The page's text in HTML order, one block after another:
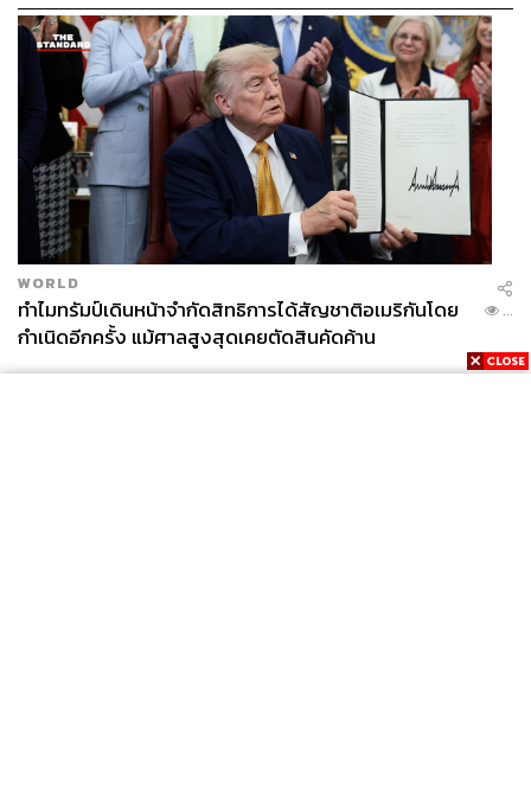
WORLD
ทำไมทรัมป์เดินหน้าจำกัดสิทธิการได้สัญชาติอเมริกันโดย
กำเนิดอีกครั้ง แม้ศาลสูงสุดเคยตัดสินคัดค้าน
...